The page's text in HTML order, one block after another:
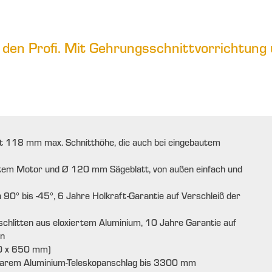
Profi. Mit Gehrungsschnittvorrichtung
mm max. Schnitthöhe, die auch bei eingebautem
Motor und Ø 120 mm Sägeblatt, von außen einfach und
90° bis -45°, 6 Jahre Holkraft-Garantie auf Verschleiß der
aus eloxiertem Aluminium, 10 Jahre Garantie auf
x 650 mm)
Aluminium-Teleskopanschlag bis 3300 mm